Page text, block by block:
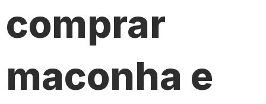
comprar
maconha e